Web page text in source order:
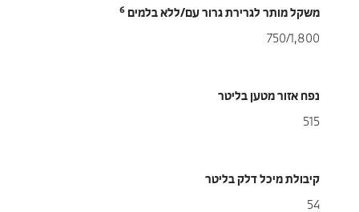
משקל מותר לגרירת גרור עם/ללא בלמים6
750/1,800
נפח אזור מטען בליטר
515
קיבולת מיכל דלק בליטר
54